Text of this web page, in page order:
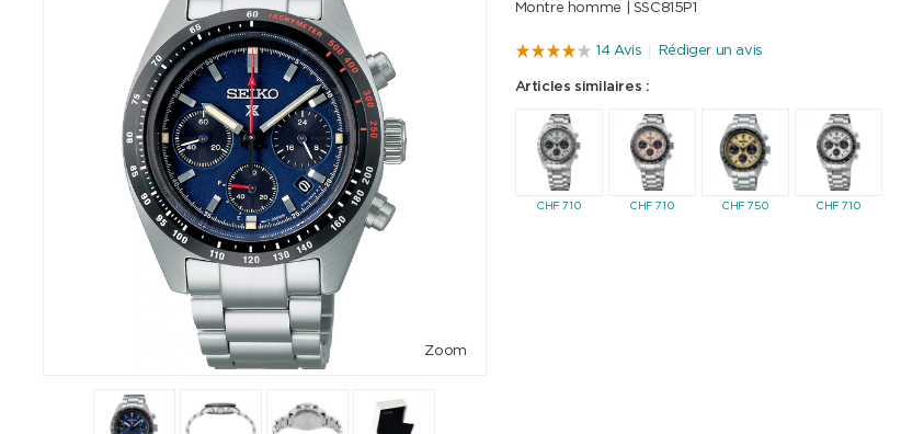
Zoom
Montre homme | SSC815P1
14 Avis Rédiger un avis
Articles similaires :
CHF710 CHF710 CHF750 CHF710